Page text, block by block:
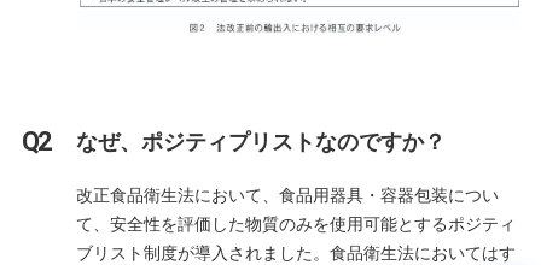
なぜ、ポジティプリストなのですか？
改正食品衛生法において、食品用器具・容器包装につい
て、安全性を評価した物質のみを使用可能とするポジティ
ブリスト制度が導入されました。食品衛生法においてはす